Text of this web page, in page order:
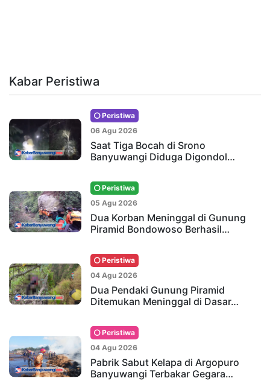
Kabar Peristiwa
Peristiwa
06 Agu 2026
Saat Tiga Bocah di Srono
Banyuwangi Diduga Digondol…
Peristiwa
05 Agu 2026
Dua Korban Meninggal di Gunung
Piramid Bondowoso Berhasil…
Peristiwa
04 Agu 2026
Dua Pendaki Gunung Piramid
Ditemukan Meninggal di Dasar…
Peristiwa
04 Agu 2026
Pabrik Sabut Kelapa di Argopuro
Banyuwangi Terbakar Gegara…